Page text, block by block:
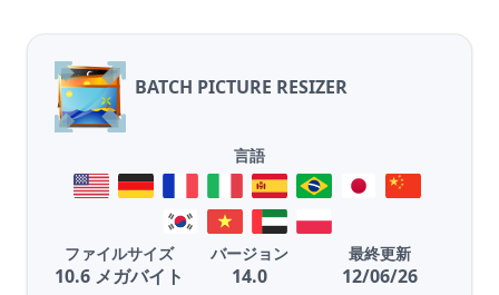
BATCH PICTURE RESIZER
言語
ファイルサイズ
10.6 メガバイト
バージョン
14.0
最終更新
12/06/26